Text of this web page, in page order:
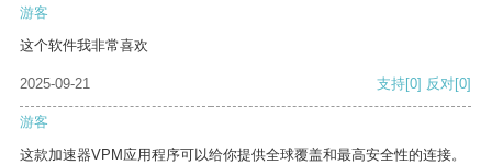
游客
这个软件我非常喜欢
2025-09-21 支持[0] 反对[0]
游客
这款加速器VPM应用程序可以给你提供全球覆盖和最高安全性的连接。